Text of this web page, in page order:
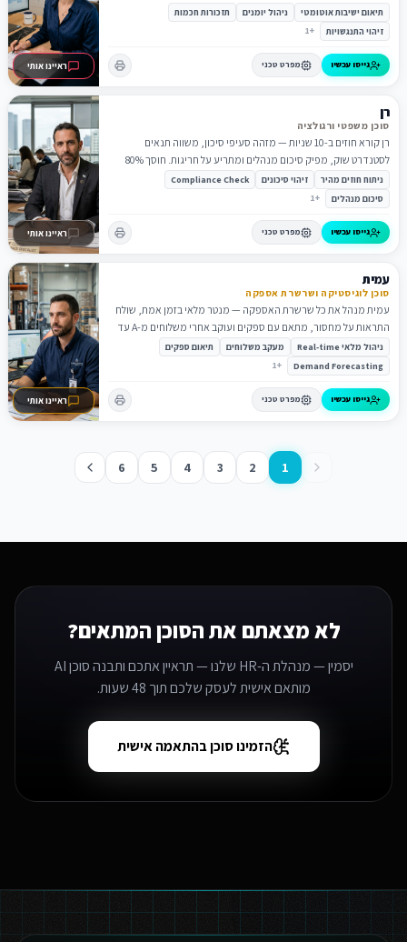
ראיינו אותי
תיאום ישיבות אוטומטי ניהול יומנים
תזכורות חכמות
זיהוי התנגשויות
+
1
גייסו עכשיו מפרט טכני
ראיינו אותי
רן
סוכן משפטי ורגולציה
רן קורא חוזים ב-10 שניות — מזהה סעיפי סיכון, משווה תנאים
לסטנדרט שוק, מפיק סיכום מנהלים ומתריע על חריגות. חוסך 80%
מזמן עורך הדין.
ניתוח חוזים מהיר זיהוי סיכונים
Compliance Check
סיכום מנהלים
+
1
גייסו עכשיו מפרט טכני
ראיינו אותי
עמית
סוכן לוגיסטיקה ושרשרת אספקה
עמית מנהל את כל שרשרת האספקה — מנטר מלאי בזמן אמת, שולח
התראות על מחסור, מתאם עם ספקים ועוקב אחרי משלוחים מ-A עד
ניהול מלאי Real-time מעקב משלוחים
תיאום ספקים
Demand Forecasting
+
1
גייסו עכשיו מפרט טכני
1
2
3
4
5
6
לא מצאתם את הסוכן המתאים?
יסמין — מנהלת ה-HR שלנו — תראיין אתכם ותבנה סוכן AI
מותאם אישית לעסק שלכם תוך 48 שעות.
הזמינו סוכן בהתאמה אישית